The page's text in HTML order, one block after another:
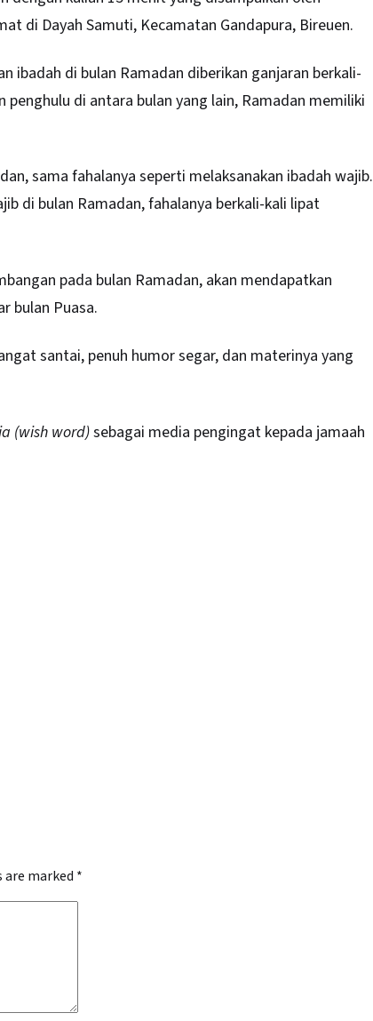
di Dayah Samuti, Kecamatan Gandapura, Bireuen.
ibadah di bulan Ramadan diberikan ganjaran berkali-
penghulu di antara bulan yang lain, Ramadan memiliki
sama fahalanya seperti melaksanakan ibadah wajib.
di bulan Ramadan, fahalanya berkali-kali lipat
pada bulan Ramadan, akan mendapatkan
bulan Puasa.
santai, penuh humor segar, dan materinya yang
(wish word)sebagai media pengingat kepada jamaah
are marked *